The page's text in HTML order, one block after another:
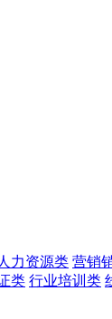
人力资源类 营销
类 行业培训类